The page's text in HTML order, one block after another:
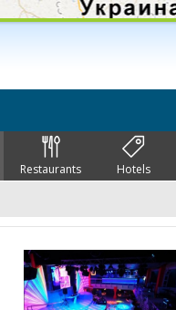
Restaurants Hotels